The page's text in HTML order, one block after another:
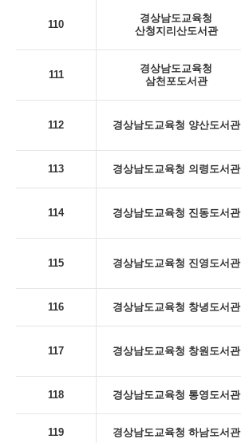
110
경상남도교육청
산청지리산도서관
111
경상남도교육청
삼천포도서관
112 경상남도교육청 양산도서관
113 경상남도교육청 의령도서관
114 경상남도교육청 진동도서관
115 경상남도교육청 진영도서관
116 경상남도교육청 창녕도서관
117 경상남도교육청 창원도서관
118 경상남도교육청 통영도서관
119 경상남도교육청 하남도서관